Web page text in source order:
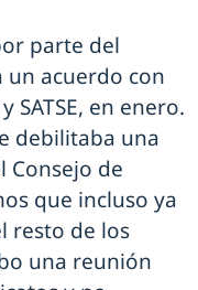
parte del
un acuerdo con
SATSE, en enero.
debilitaba una
Consejo de
que incluso ya
resto de los
una reunión